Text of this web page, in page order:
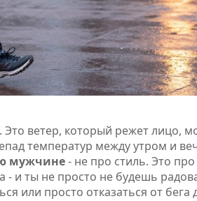
ветер, который режет лицо,
температур между утром и
мужчине- не про стиль. Это
и ты не просто не будешь
или просто отказаться от бега